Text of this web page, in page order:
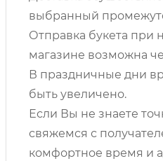
выбранный
Отправка букета при
магазине возможна
В праздничные дни
быть увеличено.
Если Вы не знаете
свяжемся с
комфортное время и